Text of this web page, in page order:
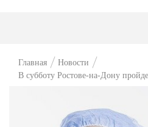
Главная
Новости
В субботу Ростове-на-Дону